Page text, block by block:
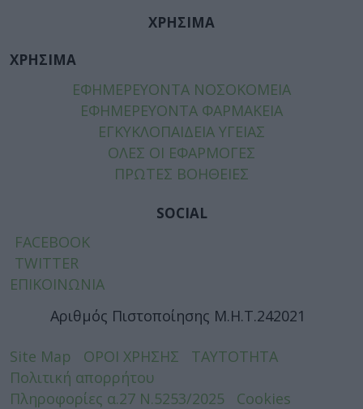
ΧΡΗΣΙΜΑ
ΧΡΗΣΙΜΑ
ΕΦΗΜΕΡΕΥΟΝΤΑ ΝΟΣΟΚΟΜΕΙΑ
ΕΦΗΜΕΡΕΥΟΝΤΑ ΦΑΡΜΑΚΕΙΑ
ΕΓΚΥΚΛΟΠΑΙΔΕΙΑ ΥΓΕΙΑΣ
ΟΛΕΣ ΟΙ ΕΦΑΡΜΟΓΕΣ
ΠΡΩΤΕΣ ΒΟΗΘΕΙΕΣ
SOCIAL
FACEBOOK
TWITTER
ΕΠΙΚΟΙΝΩΝΙΑ
Αριθμός Πιστοποίησης Μ.Η.Τ.242021
Site Map ΟΡΟΙ ΧΡΗΣΗΣ
ΤΑΥΤΟΤΗΤΑ
Πολιτική απορρήτου
Πληροφορίες α.27 Ν.5253/2025
Cookies